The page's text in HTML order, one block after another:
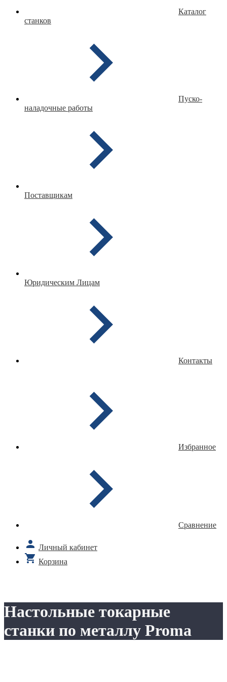
Каталог
станков
Пуско-
наладочные работы
Поставщикам
Юридическим Лицам
Контакты
Избранное
Сравнение
Личный кабинет
Корзина
Настольные токарные
станки по металлу Proma